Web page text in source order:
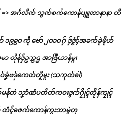
=> အၚ်္ဂလိက် သွက်စက်ကောန်ပျူတာနာနာ တိ
၁၉၉၀ ကဵု ဗော် ၂၀၁၀ ဂှ် ဒှ်ဒၟံၚ်အခက်ခုဲဖိုဟ်
န်ဒှ်ဥက္ကဌ အာဇြဳယာန်မ္ဂး
ဗဒှ်ကေတ်တၟိမ္ဂး (သကုတ်ၜါ)
န်တံ သၞာံဏံပတိတ်ကဝးဒွက်ဂၠိုၚ်တိုန်ကၠုၚ်
တံၚ်ဓဇက်ကောန်ကွးဘာမွဲတၠ